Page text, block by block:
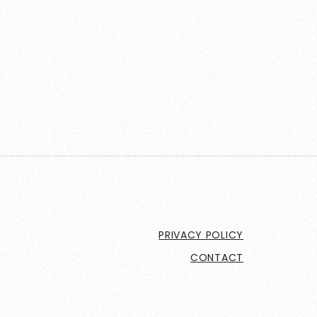
PRIVACY POLICY
CONTACT